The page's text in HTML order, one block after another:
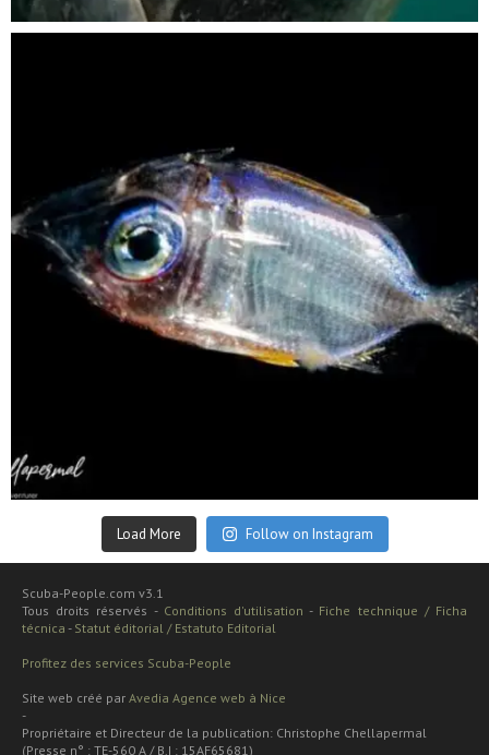
Sep 24
Load More Follow on Instagram
Scuba-People.com v3.1
Tous droits réservés - Conditions d'utilisation - Fiche technique / Ficha
técnica - Statut éditorial / Estatuto Editorial
Profitez des services Scuba-People
Site web créé par Avedia Agence web à Nice
-
Propriétaire et Directeur de la publication: Christophe Chellapermal
(Presse n° : TE-560 A / B.I : 15AF65681)